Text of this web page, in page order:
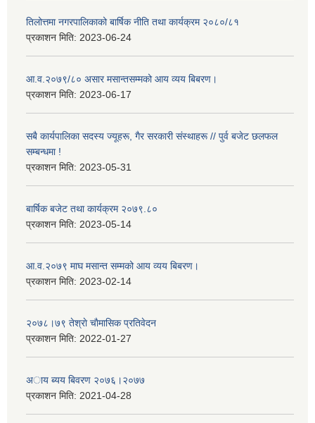
तिलोत्तमा नगरपालिकाको बार्षिक नीति तथा कार्यक्रम २०८०/८१
प्रकाशन मिति: 2023-06-24
आ.व.२०७९/८० असार मसान्तसम्मको आय व्यय बिबरण।
प्रकाशन मिति: 2023-06-17
सबै कार्यपालिका सदस्य ज्यूहरू, गैर सरकारी संस्थाहरू // पुर्व बजेट छलफल
सम्बन्धमा !
प्रकाशन मिति: 2023-05-31
बार्षिक बजेट तथा कार्यक्रम २०७९.८०
प्रकाशन मिति: 2023-05-14
आ.व.२०७९ माघ मसान्त सम्मको आय व्यय बिबरण।
प्रकाशन मिति: 2023-02-14
२०७८।७९ तेश्राे चाैमासिक प्रतिवेदन
प्रकाशन मिति: 2022-01-27
अाय ब्यय बिवरण २०७६।२०७७
प्रकाशन मिति: 2021-04-28